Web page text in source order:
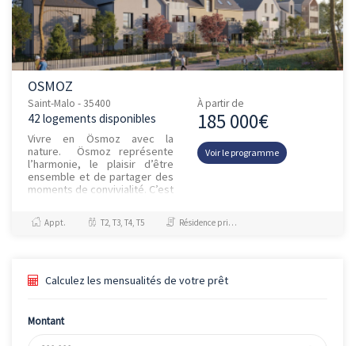
OSMOZ
Saint-Malo - 35400
42 logements disponibles
Vivre en Ösmoz avec la
nature. Ösmoz représente
l’harmonie, le plaisir d’être
ensemble et de partager des
moments de convivialité. C’est
avec la nature. Inspiré...
À partir de
185 000€
Voir le programme
Appt. T2, T3, T4, T5 Résidence principale / PTZ
Calculez les mensualités de votre prêt
Montant